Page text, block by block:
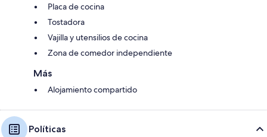
Placa de cocina
Tostadora
Vajilla y utensilios de cocina
Zona de comedor independiente
Más
Alojamiento compartido
Políticas